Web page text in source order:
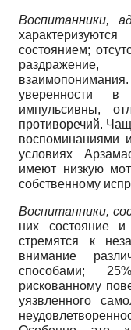
Воспитанники,
состоянием;
уверенности
импульсивны,
противоречий.
воспоминаниями
условиях
имеют низкую
собственному
Воспитанники,
них состояние и
стремятся к
внимание
способами;
рискованному
уязвленного